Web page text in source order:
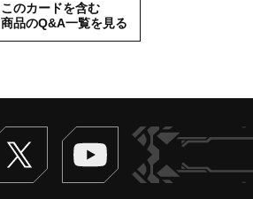
このカードを含む
商品のQ&A一覧を見る
Twitter ヴァンガードch